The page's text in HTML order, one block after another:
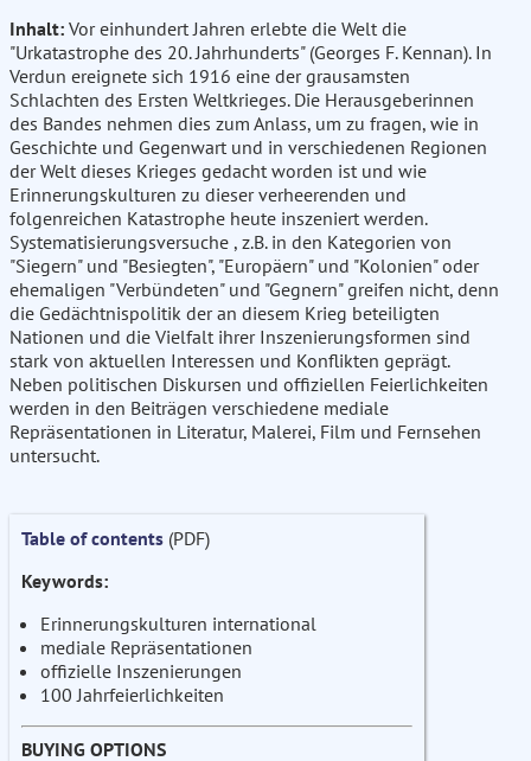
Inhalt: Vor einhundert Jahren erlebte die Welt die
"Urkatastrophe des 20. Jahrhunderts" (Georges F. Kennan). In
Verdun ereignete sich 1916 eine der grausamsten
Schlachten des Ersten Weltkrieges. Die Herausgeberinnen
des Bandes nehmen dies zum Anlass, um zu fragen, wie in
Geschichte und Gegenwart und in verschiedenen Regionen
der Welt dieses Krieges gedacht worden ist und wie
Erinnerungskulturen zu dieser verheerenden und
folgenreichen Katastrophe heute inszeniert werden.
Systematisierungsversuche , z.B. in den Kategorien von
"Siegern" und "Besiegten", "Europäern" und "Kolonien" oder
ehemaligen "Verbündeten" und "Gegnern" greifen nicht, denn
die Gedächtnispolitik der an diesem Krieg beteiligten
Nationen und die Vielfalt ihrer Inszenierungsformen sind
stark von aktuellen Interessen und Konflikten geprägt.
Neben politischen Diskursen und offiziellen Feierlichkeiten
werden in den Beiträgen verschiedene mediale
Repräsentationen in Literatur, Malerei, Film und Fernsehen
untersucht.
Table of contents (PDF)
Keywords:
Erinnerungskulturen international
mediale Repräsentationen
offizielle Inszenierungen
100 Jahrfeierlichkeiten
BUYING OPTIONS